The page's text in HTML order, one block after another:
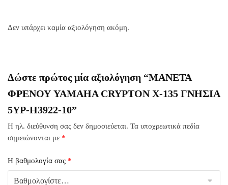
Δεν υπάρχει καμία αξιολόγηση ακόμη.
Δώστε πρώτος μία αξιολόγηση “ΜΑΝΕΤΑ
ΦΡΕΝΟΥ YAMAHA CRYPTON X-135 ΓΝΗΣΙΑ
5YP-H3922-10”
Η ηλ. διεύθυνση σας δεν δημοσιεύεται. Τα υποχρεωτικά πεδία
σημειώνονται με *
Η βαθμολογία σας *